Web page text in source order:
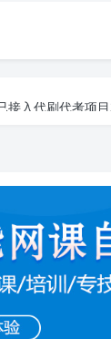
接入代刷代考项
接入代刷代考项